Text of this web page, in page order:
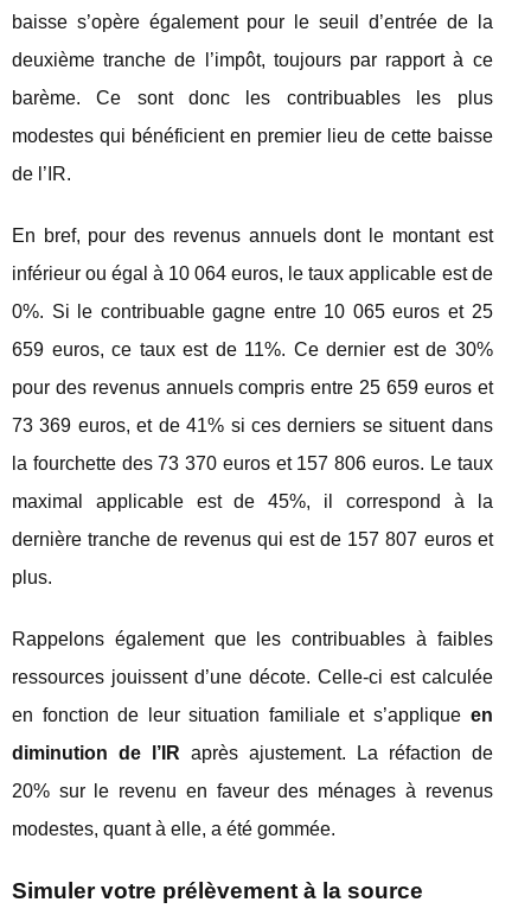
baisse s’opère également pour le seuil d’entrée de la
deuxième tranche de l’impôt, toujours par rapport à ce
barème. Ce sont donc les contribuables les plus
modestes qui bénéficient en premier lieu de cette baisse
de l’IR.
En bref, pour des revenus annuels dont le montant est
inférieur ou égal à 10 064 euros, le taux applicable est de
0%. Si le contribuable gagne entre 10 065 euros et 25
659 euros, ce taux est de 11%. Ce dernier est de 30%
pour des revenus annuels compris entre 25 659 euros et
73 369 euros, et de 41% si ces derniers se situent dans
la fourchette des 73 370 euros et 157 806 euros. Le taux
maximal applicable est de 45%, il correspond à la
dernière tranche de revenus qui est de 157 807 euros et
plus.
Rappelons également que les contribuables à faibles
ressources jouissent d’une décote. Celle-ci est calculée
en fonction de leur situation familiale et s’applique en
diminution de l’IR après ajustement. La réfaction de
20% sur le revenu en faveur des ménages à revenus
modestes, quant à elle, a été gommée.
Simuler votre prélèvement à la source